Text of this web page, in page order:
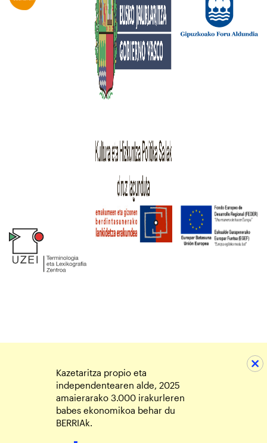
Kazetaritza propio eta
independentearen alde, 2025
amaierarako 3.000 irakurleren
babes ekonomikoa behar du
BERRIAk.